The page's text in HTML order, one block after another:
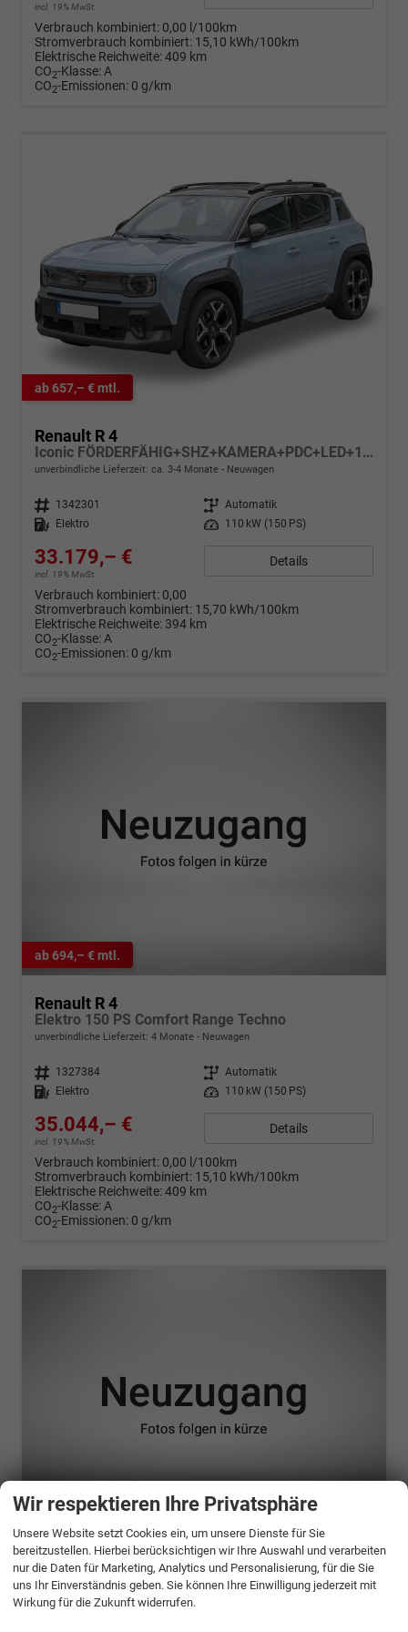
incl. 19% MwSt.
Verbrauch kombiniert: 0,00 l/100km
Stromverbrauch kombiniert: 15,10 kWh/100km
Elektrische Reichweite:409 km
CO2-Klasse:A
CO2-Emissionen: 0 g/km
ab 657,– € mtl.
Renault R 4
Iconic FÖRDERFÄHIG+SHZ+KAMERA+PDC+LED+18 LM
unverbindliche Lieferzeit: ca. 3-4 Monate Neuwagen
Fahrzeugnr. 1342301 Getriebe Automatik
Kraftstoff
Elektro Leistung 110 kW (150 PS)
33.179,– €
incl. 19% MwSt.
Details
Verbrauch kombiniert: 0,00
Stromverbrauch kombiniert: 15,70 kWh/100km
Elektrische Reichweite: 394 km
CO2-Klasse:A
CO2-Emissionen: 0 g/km
ab 694,– € mtl.
Renault R 4
Elektro 150 PS Comfort Range Techno
unverbindliche Lieferzeit: 4 Monate Neuwagen
Fahrzeugnr. 1327384 Getriebe Automatik
Kraftstoff
Elektro Leistung 110 kW (150 PS)
35.044,– €
incl. 19% MwSt.
Details
Verbrauch kombiniert: 0,00 l/100km
Stromverbrauch kombiniert: 15,10 kWh/100km
Elektrische Reichweite:409 km
CO2-Klasse:A
CO2-Emissionen: 0 g/km
Renault R 4
Elektro 150 PS Comfort Range Iconic Cinq
unverbindliche Lieferzeit:4 Monate
Wir respektieren Ihre Privatsphäre
Unsere Website setzt Cookies ein, um unsere Dienste für Sie
bereitzustellen. Hierbei berücksichtigen wir Ihre Auswahl und verarbeiten
nur die Daten für Marketing, Analytics und Personalisierung, für die Sie
uns Ihr Einverständnis geben. Sie können Ihre Einwilligung jederzeit mit
Wirkung für die Zukunft widerrufen.